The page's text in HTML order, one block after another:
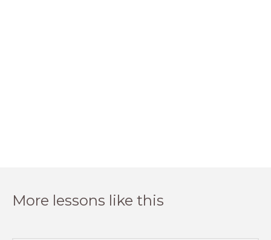
More lessons like this